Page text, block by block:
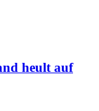
heult auf